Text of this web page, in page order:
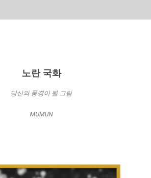
노란 국화
당신의 풍경이 될 그림
MUMUN